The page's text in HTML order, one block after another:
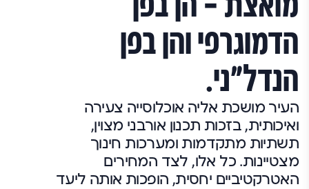
הדמוגרפי והן בפן
הנדל"ני.
העיר מושכת אליה אוכלוסייה צעירה
ואיכותית, בזכות תכנון אורבני מצוין,
תשתיות מתקדמות ומערכות חינוך
מצטיינות. כל אלו, לצד המחירים
האטרקטיביים יחסית, הופכות אותה ליעד